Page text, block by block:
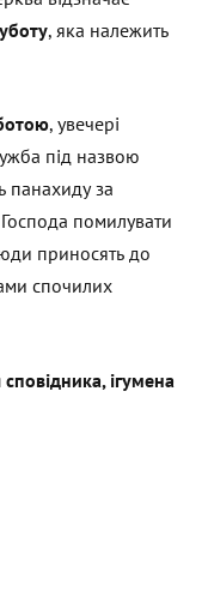
, яка належить
, увечері
під назвою
панахиду за
помилувати
приносять до
спочилих
ігумена